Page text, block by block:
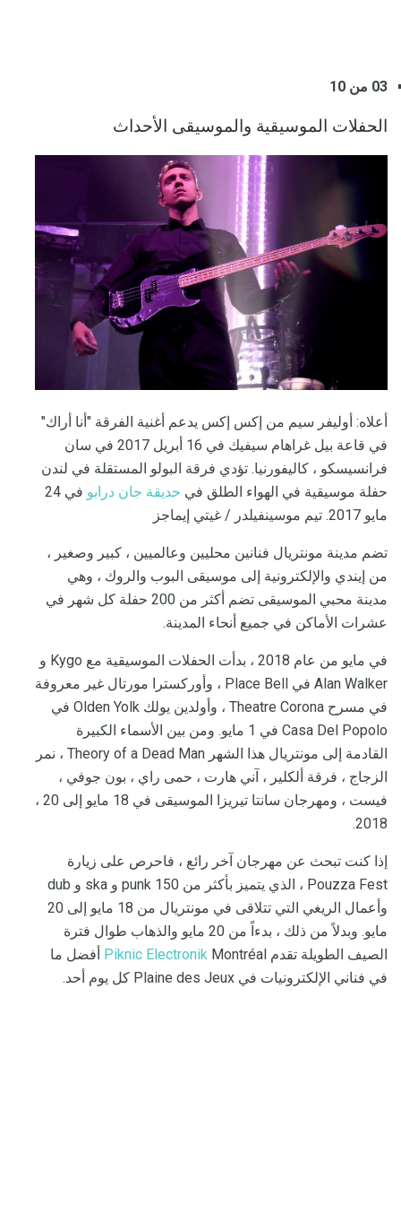
03 من 10
الحفلات الموسيقية والموسيقى الأحداث
أعلاه: أوليفر سيم من إكس إكس يدعم أغنية الفرقة "أنا أراك"
في قاعة بيل غراهام سيفيك في 16 أبريل 2017 في سان
فرانسيسكو ، كاليفورنيا. تؤدي فرقة البولو المستقلة في لندن
حفلة موسيقية في الهواء الطلق في حديقة جان درابو
في 24
مايو 2017. تيم موسينفيلدر / غيتي إيماجز
تضم مدينة مونتريال فنانين محليين وعالميين ، كبير وصغير ،
من إيندي والإلكترونية إلى موسيقى البوب ​​والروك ، وهي
مدينة محبي الموسيقى تضم أكثر من 200 حفلة كل شهر في
عشرات الأماكن في جميع أنحاء المدينة.
في مايو من عام 2018 ، بدأت الحفلات الموسيقية مع Kygo و
Alan Walker في Place Bell ، وأوركسترا مورتال غير معروفة
في مسرح Theatre Corona ، وأولدين يولك Olden Yolk في
Casa Del Popolo في 1 مايو. ومن بين الأسماء الكبيرة
القادمة إلى مونتريال هذا الشهر Theory of a Dead Man ، نمر
الزجاج ، فرقة ألكلير ، آني هارت ، حمى راي ، بون جوفي ،
فيست ، ومهرجان سانتا تيريزا الموسيقى في 18 مايو إلى 20 ،
2018.
إذا كنت تبحث عن مهرجان آخر رائع ، فاحرص على زيارة
Pouzza Fest ، الذي يتميز بأكثر من 150 punk و ska و dub
وأعمال الريغي التي تتلاقى في مونتريال من 18 مايو إلى 20
مايو. وبدلاً من ذلك ، بدءاً من 20 مايو والذهاب طوال فترة
الصيف الطويلة تقدم
Piknic Electronik
Montréal أفضل ما
في فناني الإلكترونيات في Plaine des Jeux كل يوم أحد.